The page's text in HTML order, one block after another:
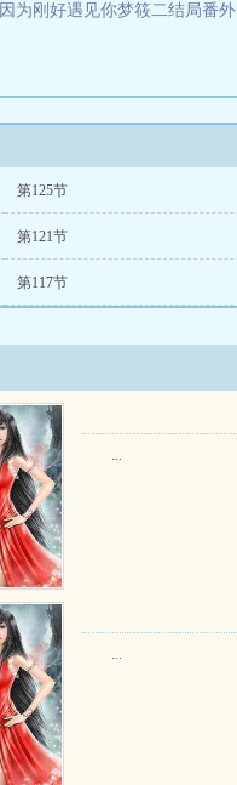
因为刚好遇见你梦筱二结局番外
第125节
第121节
第117节
...
...